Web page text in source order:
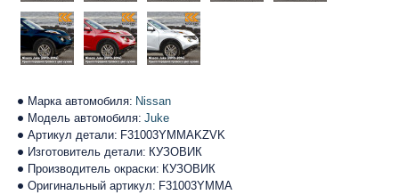
Марка автомобиля: Nissan
Модель автомобиля: Juke
Артикул детали: F31003YMMAKZVK
Изготовитель детали: КУЗОВИК
Производитель окраски: КУЗОВИК
Оригинальный артикул: F31003YMMA